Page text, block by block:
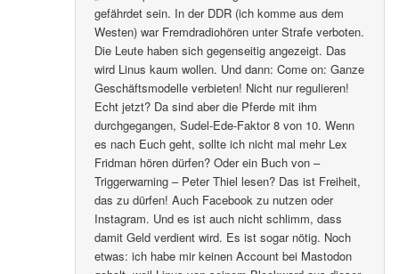
gefährdet sein. In der DDR (ich komme aus dem
Westen) war Fremdradiohören unter Strafe verboten.
Die Leute haben sich gegenseitig angezeigt. Das
wird Linus kaum wollen. Und dann: Come on: Ganze
Geschäftsmodelle verbieten! Nicht nur regulieren!
Echt jetzt? Da sind aber die Pferde mit ihm
durchgegangen, Sudel-Ede-Faktor 8 von 10. Wenn
es nach Euch geht, sollte ich nicht mal mehr Lex
Fridman hören dürfen? Oder ein Buch von –
Triggerwarning – Peter Thiel lesen? Das ist Freiheit,
das zu dürfen! Auch Facebook zu nutzen oder
Instagram. Und es ist auch nicht schlimm, dass
damit Geld verdient wird. Es ist sogar nötig. Noch
etwas: ich habe mir keinen Account bei Mastodon